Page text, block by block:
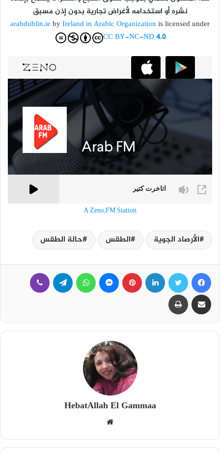
نشره أو استخدامه لأغراض تجارية بدون إذن مسبق
arabdublin.ie byIreland in Arabic Organizationis licensed under
CC BY-NC-ND 4.0
A Zeno.FM Station
الأرصاد الجوية الطقس حالة الطقس
HebatAllah El Gammaa
ق